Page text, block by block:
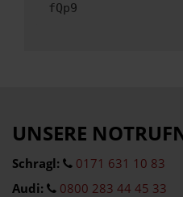
fQp9
UNSERE
Schragl:
0171 631 10 83
Audi:
0800 283 44 45 33